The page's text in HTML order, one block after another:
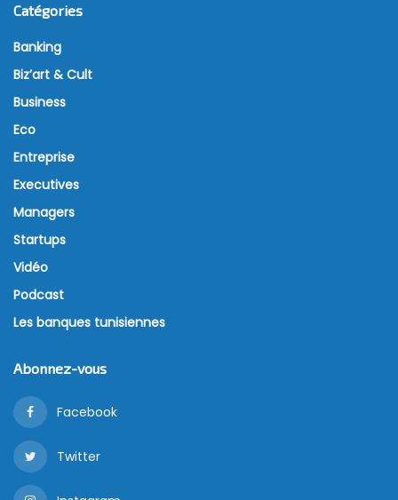
Catégories
Banking
Biz’art & Cult
Business
Eco
Entreprise
Executives
Managers
Startups
Vidéo
Podcast
Les banques tunisiennes
Abonnez-vous
Facebook
Twitter